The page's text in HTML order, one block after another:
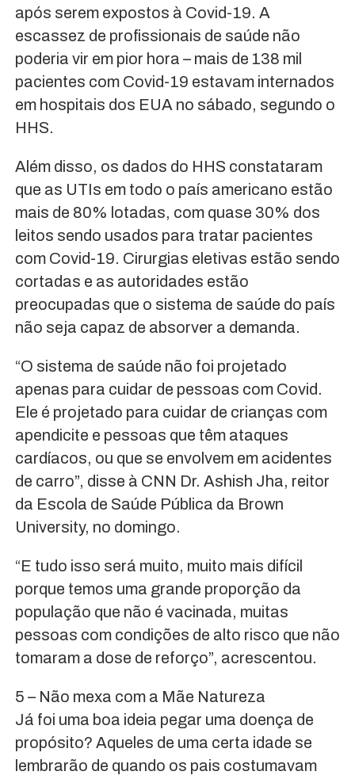
após serem expostos à Covid-19. A
escassez de profissionais de saúde não
poderia vir em pior hora – mais de 138 mil
pacientes com Covid-19 estavam internados
em hospitais dos EUA no sábado, segundo o
HHS.
Além disso, os dados do HHS constataram
que as UTIs em todo o país americano estão
mais de 80% lotadas, com quase 30% dos
leitos sendo usados para tratar pacientes
com Covid-19. Cirurgias eletivas estão sendo
cortadas e as autoridades estão
preocupadas que o sistema de saúde do país
não seja capaz de absorver a demanda.
“O sistema de saúde não foi projetado
apenas para cuidar de pessoas com Covid.
Ele é projetado para cuidar de crianças com
apendicite e pessoas que têm ataques
cardíacos, ou que se envolvem em acidentes
de carro”, disse à CNN Dr. Ashish Jha, reitor
da Escola de Saúde Pública da Brown
University, no domingo.
“E tudo isso será muito, muito mais difícil
porque temos uma grande proporção da
população que não é vacinada, muitas
pessoas com condições de alto risco que não
tomaram a dose de reforço”, acrescentou.
5 – Não mexa com a Mãe Natureza
Já foi uma boa ideia pegar uma doença de
propósito? Aqueles de uma certa idade se
lembrarão de quando os pais costumavam